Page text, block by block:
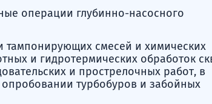
операции глубинно-насосного
тампонирующих смесей и химических
и гидротермических обработок
и прострелочных работ, в
турбобуров и забойных